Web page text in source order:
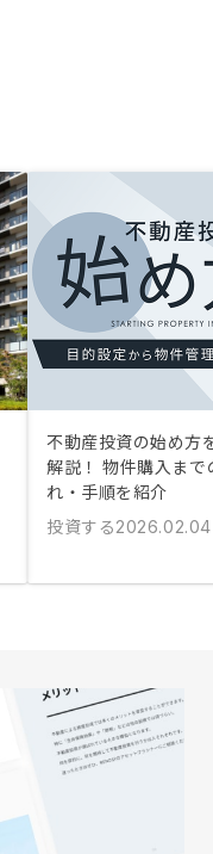
不動産投資の始め方
解説！ 物件購入まで
れ・手順を紹介
投資する2026.02.04